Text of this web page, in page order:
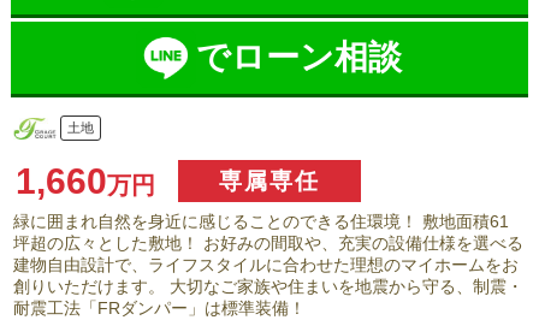
でローン相談
土地
1,660万円 専属専任
緑に囲まれ自然を身近に感じることのできる住環境！ 敷地面積61
坪超の広々とした敷地！ お好みの間取や、充実の設備仕様を選べる
建物自由設計で、ライフスタイルに合わせた理想のマイホームをお
創りいただけます。 大切なご家族や住まいを地震から守る、制震・
耐震工法「FRダンパー」は標準装備！